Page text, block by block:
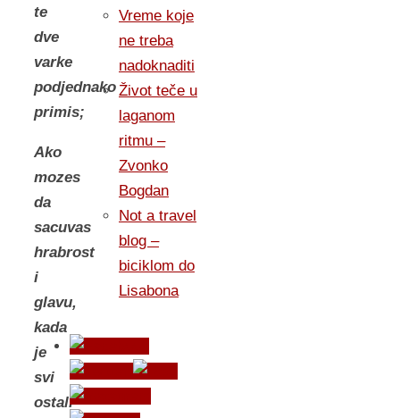
te
dve
varke
podjednako
primis;
Ako
mozes
da
sacuvas
hrabrost
i
glavu,
kada
je
svi
ostali
Vreme koje
ne treba
nadoknaditi
Život teče u
laganom
ritmu –
Zvonko
Bogdan
Not a travel
blog –
biciklom do
Lisabona